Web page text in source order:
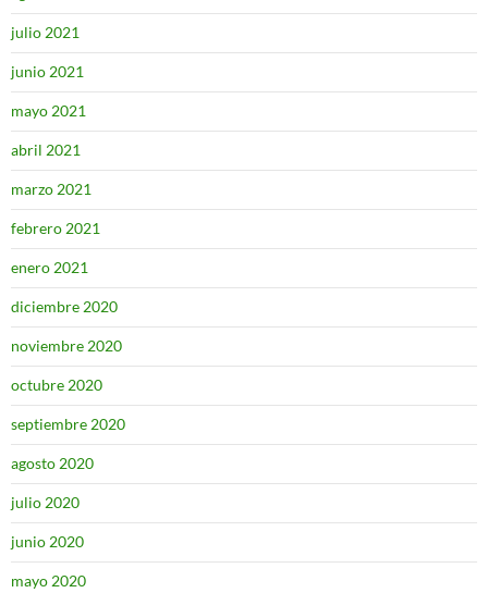
julio 2021
junio 2021
mayo 2021
abril 2021
marzo 2021
febrero 2021
enero 2021
diciembre 2020
noviembre 2020
octubre 2020
septiembre 2020
agosto 2020
julio 2020
junio 2020
mayo 2020